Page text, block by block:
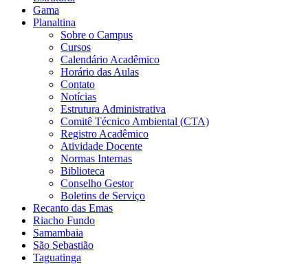
Gama
Planaltina
Sobre o Campus
Cursos
Calendário Acadêmico
Horário das Aulas
Contato
Notícias
Estrutura Administrativa
Comitê Técnico Ambiental (CTA)
Registro Acadêmico
Atividade Docente
Normas Internas
Biblioteca
Conselho Gestor
Boletins de Serviço
Recanto das Emas
Riacho Fundo
Samambaia
São Sebastião
Taguatinga